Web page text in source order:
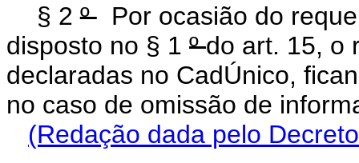
§ 2ºPor ocasião do
disposto no § 1 ºdo art. 15, o
declaradas no CadÚnico,
no caso de omissão de
(Redação dada pelo